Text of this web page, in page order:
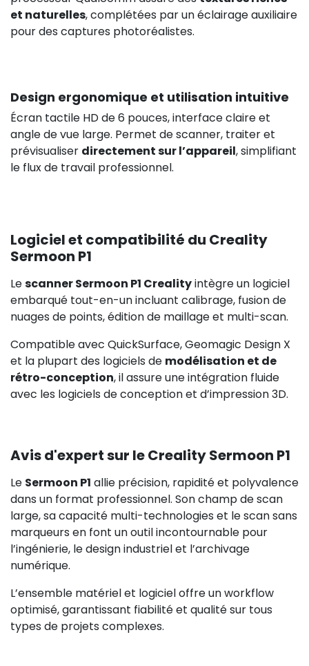
et naturelles, complétées par un éclairage auxiliaire
pour des captures photoréalistes.
Design ergonomique et utilisation intuitive
Écran tactile HD de 6 pouces, interface claire et
angle de vue large. Permet de scanner, traiter et
prévisualiser directement sur l’appareil, simplifiant
le flux de travail professionnel.
Logiciel et compatibilité du Creality
Sermoon P1
Lescanner Sermoon P1 Crealityintègre un logiciel
embarqué tout-en-un incluant calibrage, fusion de
nuages de points, édition de maillage et multi-scan.
Compatible avec QuickSurface, Geomagic Design X
et la plupart des logiciels de modélisation et de
rétro-conception, il assure une intégration fluide
avec les logiciels de conception et d’impression 3D.
Avis d'expert sur le Creality Sermoon P1
Le Sermoon P1 allie précision, rapidité et polyvalence
dans un format professionnel. Son champ de scan
large, sa capacité multi-technologies et le scan sans
marqueurs en font un outil incontournable pour
l’ingénierie, le design industriel et l’archivage
numérique.
L’ensemble matériel et logiciel offre un workflow
optimisé, garantissant fiabilité et qualité sur tous
types de projets complexes.